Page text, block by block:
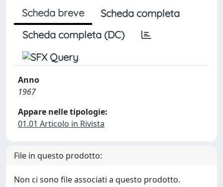
Scheda breve
Scheda completa
Scheda completa (DC)
Anno
1967
Appare nelle tipologie:
01.01 Articolo in Rivista
File in questo prodotto:
Non ci sono file associati a questo prodotto.